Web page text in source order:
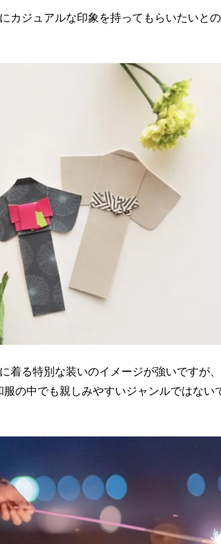
カジュアルな印象を持ってもらいたいと
着る特別な装いのイメージが強いですが
の中でも親しみやすいジャンルではない